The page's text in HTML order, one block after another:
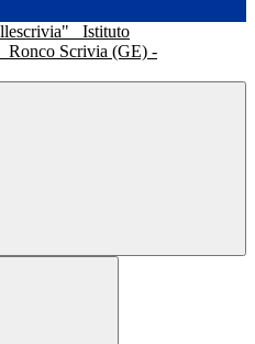
Istituto
Ronco Scrivia (GE) -